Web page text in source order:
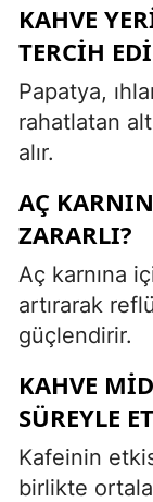
KAHVE
TERCIH
Papatya,
rahatlatan
alır.
AÇ
ZARARLI?
Aç karnına
artırarak
güçlendirir.
KAHVE
SÜREYLE
Kafeinin
birlikte